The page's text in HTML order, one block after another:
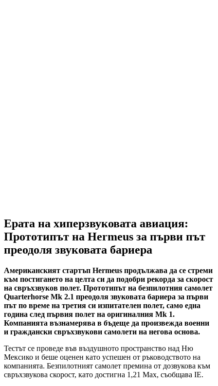
Ерата на хиперзвуковата авиация:
Прототипът на Hermeus за първи път
преодоля звуковата бариера
Американският стартъп Hermeus продължава да се стреми
към постигането на целта си да подобри рекорда за скорост
на свръхзвуков полет. Прототипът на безпилотния самолет
Quarterhorse Mk 2.1 преодоля звуковата бариера за първи
път по време на третия си изпитателен полет, само една
година след първия полет на оригиналния Mk 1.
Компанията възнамерява в бъдеще да произвежда военни
и граждански свръхзвукови самолети на негова основа.
Тестът се проведе във въздушното пространство над Ню
Мексико и беше оценен като успешен от ръководството на
компанията. Безпилотният самолет премина от дозвукова към
свръхзвукова скорост, като достигна 1,21 Мах, съобщава IE.